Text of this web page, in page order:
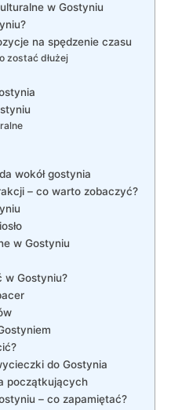
w Gostyniu
na spędzenie czasu
zostać ⁤dłużej
wokół gostynia
– co warto ⁤zobaczyć?
w Gostyniu
w Gostyniu?
do Gostynia
początkujących
– co zapamiętać?